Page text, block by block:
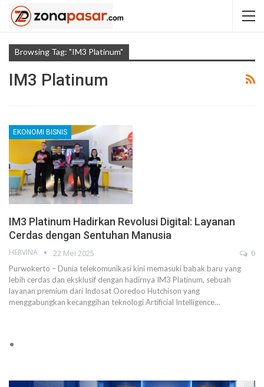
Browsing Tag: "IM3 Platinum"
IM3 Platinum
EKONOMI BISNIS
IM3 Platinum Hadirkan Revolusi Digital: Layanan
Cerdas dengan Sentuhan Manusia
HERVINA 22 Mei 2025 0
Purwokerto – Dunia telekomunikasi kini memasuki babak baru yang
lebih cerdas dan eksklusif dengan hadirnya IM3 Platinum, sebuah
layanan premium dari Indosat Ooredoo Hutchison yang
menggabungkan kecanggihan teknologi Artificial Intelligence…